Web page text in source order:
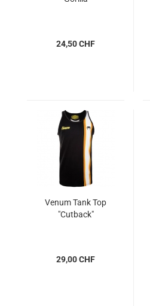
24,50 CHF
Venum Tank Top
"Cutback"
29,00 CHF